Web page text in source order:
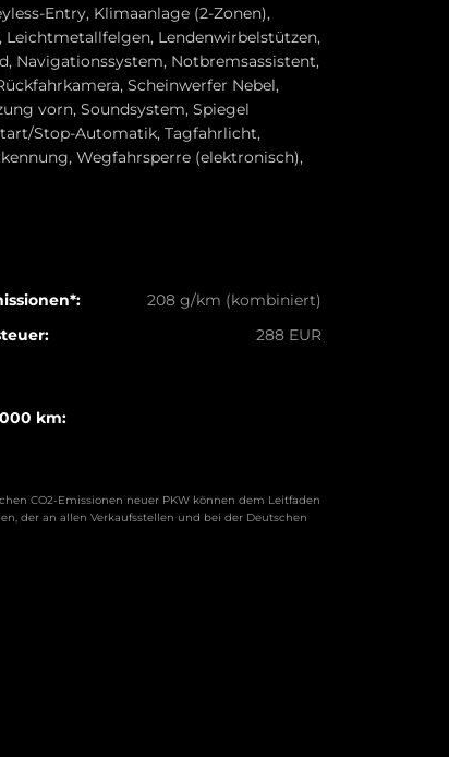
Entry, Klimaanlage (2-Zonen),
Lendenwirbelstützen,
Navigationssystem, Notbremsassistent,
Scheinwerfer Nebel,
vorn, Soundsystem, Spiegel
Stop-Automatik, Tagfahrlicht,
Wegfahrsperre (elektronisch),
208 g/km (kombiniert)
288 EUR
km:
CO2-Emissionen neuer PKW können dem Leitfaden
der an allen Verkaufsstellen und bei der Deutschen